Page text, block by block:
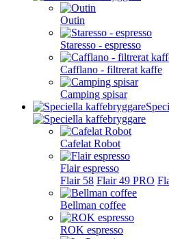
Outin
Staresso - espresso
Cafflano - filtrerat kaffe
Camping spisar
Cafelat Robot
Flair espresso
Flair 58 Flair 49 PRO
Bellman coffee
ROK espresso